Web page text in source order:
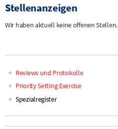
Stellenanzeigen
Wir haben aktuell keine offenen Stellen.
Main
navigation
Reviews und Protokolle
Priority Setting Exercise
Spezialregister